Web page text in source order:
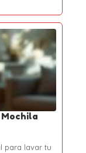
para lavar tu